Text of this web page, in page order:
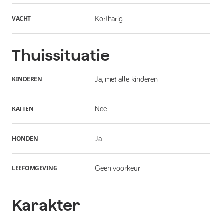
VACHT Kortharig
Thuissituatie
KINDEREN Ja, met alle kinderen
KATTEN Nee
HONDEN Ja
LEEFOMGEVING Geen voorkeur
Karakter